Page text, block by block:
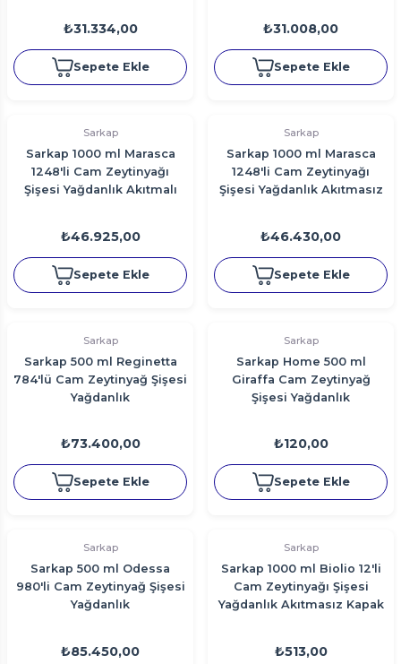
₺31.334,00
Sepete Ekle
₺31.008,00
Sepete Ekle
Sarkap
Sarkap 1000 ml Marasca
1248'li Cam Zeytinyağı
Şişesi Yağdanlık Akıtmalı
₺46.925,00
Sepete Ekle
Sarkap
Sarkap 1000 ml Marasca
1248'li Cam Zeytinyağı
Şişesi Yağdanlık Akıtmasız
₺46.430,00
Sepete Ekle
Sarkap
Sarkap 500 ml Reginetta
784'lü Cam Zeytinyağ Şişesi
Yağdanlık
₺73.400,00
Sepete Ekle
Sarkap
Sarkap Home 500 ml
Giraffa Cam Zeytinyağ
Şişesi Yağdanlık
₺120,00
Sepete Ekle
Sarkap
Sarkap 500 ml Odessa
980'li Cam Zeytinyağ Şişesi
Yağdanlık
₺85.450,00
Sarkap
Sarkap 1000 ml Biolio 12'li
Cam Zeytinyağı Şişesi
Yağdanlık Akıtmasız Kapak
₺513,00